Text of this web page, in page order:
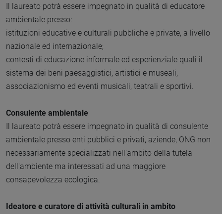
Il laureato potrà essere impegnato in qualità di educatore
ambientale presso:
istituzioni educative e culturali pubbliche e private, a livello
nazionale ed internazionale;
contesti di educazione informale ed esperienziale quali il
sistema dei beni paesaggistici, artistici e museali,
associazionismo ed eventi musicali, teatrali e sportivi.
Consulente ambientale
Il laureato potrà essere impegnato in qualità di consulente
ambientale presso enti pubblici e privati, aziende, ONG non
necessariamente specializzati nell'ambito della tutela
dell'ambiente ma interessati ad una maggiore
consapevolezza ecologica.
Ideatore e curatore di attività culturali in ambito